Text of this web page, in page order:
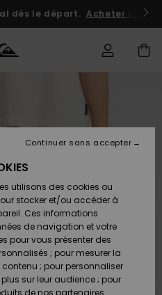
dès le départ. Acheter
utilisons des cookies ou
stocker et/ou accéder à
Ces informations
de navigation et votre
pour vous présenter des
; pour mesurer la
; pour personnaliser
sur leur audience ; pour
de nos partenaires.
Continuer sans accepter